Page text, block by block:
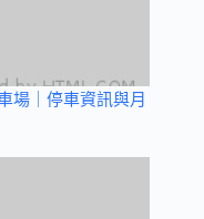
場｜停車資訊與月